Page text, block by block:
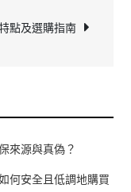
點及選購指南
來源與真偽？
何安全且低調地購買